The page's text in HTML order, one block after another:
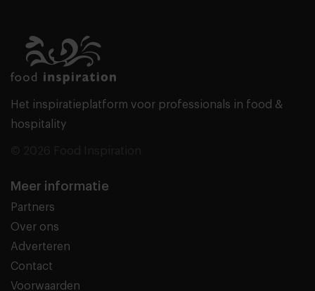
Het inspiratieplatform voor professionals in food &
hospitality
Meer informatie
Partners
Over ons
Adverteren
Contact
Voorwaarden